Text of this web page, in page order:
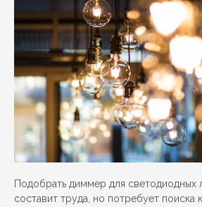
Подобрать диммер для светодиодных
составит труда, но потребует поиска